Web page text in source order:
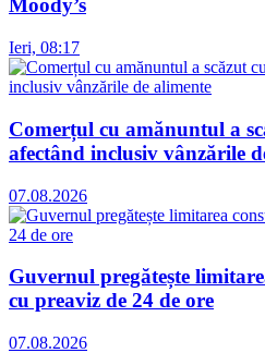
Moody’s
Ieri, 08:17
Comerțul cu amănuntul a
afectând inclusiv vânzările
07.08.2026
Guvernul pregătește
cu preaviz de 24 de ore
07.08.2026